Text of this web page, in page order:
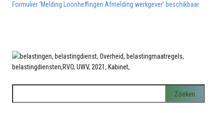
Formulier ‘Melding Loonheffingen Afmelding werkgever’ beschikbaar